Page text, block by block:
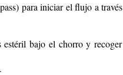
para iniciar el flujo a
bajo el chorro y recoger